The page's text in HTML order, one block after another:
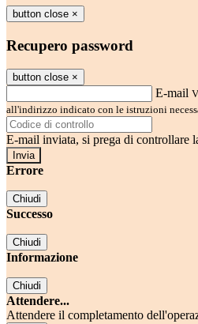
button close ×
Recupero password
button close ×
E-mail
all'indirizzo indicato con le istruzioni
E-mail inviata, si prega di controllare
Errore
Chiudi
Successo
Chiudi
Informazione
Chiudi
Attendere...
Attendere il completamento